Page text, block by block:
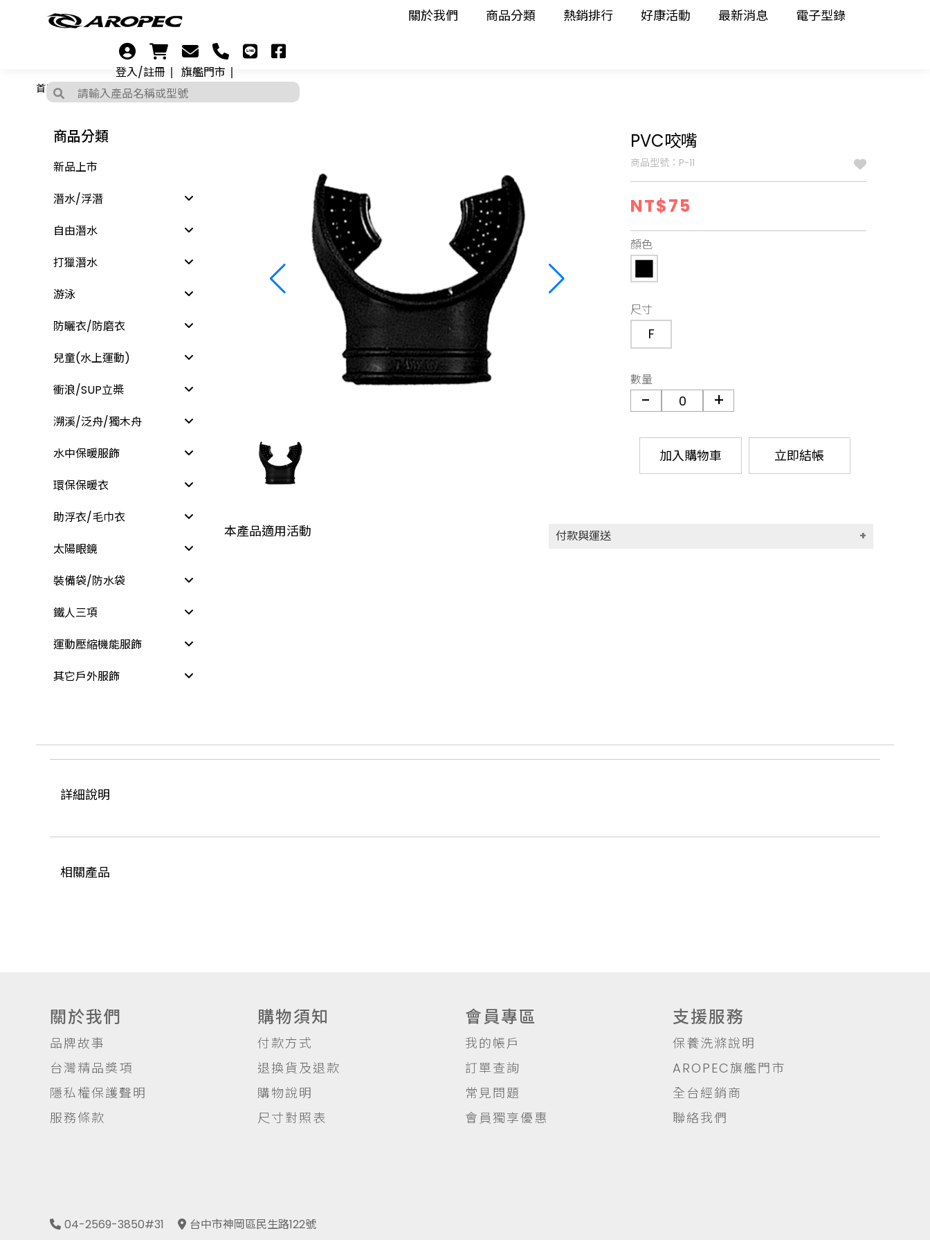
關於我們 商品分類 熱銷排行 好康活動 最新消息 電子型錄
登入/註冊 旗艦門市
首頁 潛水配件 PVC咬嘴
PVC咬嘴
商品型號：P-11
NT$75
顏色
尺寸
F
數量
加入購物車 立即結帳
本產品適用活動
付款與運送
取貨，每筆運費NT$100
滿NT$1000(含以上)免運費
商品分類
新品上市
潛水/浮潛
自由潛水
打獵潛水
游泳
防曬衣/防磨衣
兒童(水上運動)
衝浪/SUP立槳
溯溪/泛舟/獨木舟
水中保暖服飾
環保保暖衣
助浮衣/毛巾衣
太陽眼鏡
裝備袋/防水袋
鐵人三項
運動壓縮機能服飾
其它戶外服飾
詳細說明
相關產品
關於我們
品牌故事
台灣精品獎項
隱私權保護聲明
服務條款
購物須知
付款方式
退換貨及退款
購物說明
尺寸對照表
會員專區
我的帳戶
訂單查詢
常見問題
會員獨享優惠
支援服務
保養洗滌說明
AROPEC旗艦門市
全台經銷商
聯絡我們
04-2569-3850#31 台中市神岡區民生路122號